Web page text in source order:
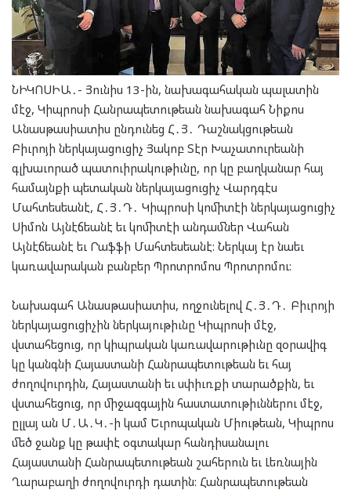
ՆԻԿՈՍԻԱ․- Յունիս 13-ին, նախագահական պալատին
մէջ, Կիպրոսի Հանրապետութեան նախագահ Նիքոս
Անասթասիատիս ընդունեց Հ․Յ․ Դաշնակցութեան
Բիւրոյի ներկայացուցիչ Յակոբ Տէր Խաչատուրեանի
գլխաւորած պատուիրակութիւնը, որ կը բաղկանար հայ
համայնքի պետական ներկայացուցիչ Վարդգէս
Մահտեսեանէ, Հ․Յ․Դ․ Կիպրոսի կոմիտէի ներկայացուցիչ
Սիմոն Այնէճեանէ եւ կոմիտէի անդամներ Վահան
Այնէճեանէ եւ Րաֆֆի Մահտեսեանէ: Ներկայ էր նաեւ
կառավարական բանբեր Պրոտրոմոս Պրոտրոմու:
Նախագահ Անասթասիատիս, ողջունելով Հ․Յ․Դ․ Բիւրոյի
ներկայացուցիչին ներկայութիւնը Կիպրոսի մէջ,
վստահեցուց, որ կիպրական կառավարութիւնը զօրավիգ
կը կանգնի Հայաստանի Հանրապետութեան եւ հայ
ժողովուրդին, Հայաստանի եւ սփիւռքի տարածքին, եւ
վստահեցուց, որ միջազգային հաստատութիւններու մէջ,
ըլլայ ան Մ․Ա․Կ․-ի կամ Եւրոպական Միութեան, Կիպրոս
մեծ ջանք կը թափէ օգտակար հանդիսանալու
Հայաստանի Հանրապետութեան շահերուն եւ Լեռնային
Ղարաբաղի ժողովուրդի դատին: Հանրապետութեան